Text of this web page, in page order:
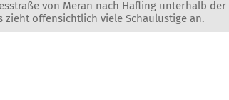
von Meran nach Hafling unterhalb
offensichtlich viele Schaulustige an.